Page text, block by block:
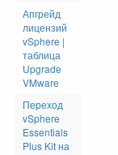
Апгрейд
лицензий
vSphere |
таблица
Upgrade
VMware
Переход
vSphere
Essentials
Plus Kit на